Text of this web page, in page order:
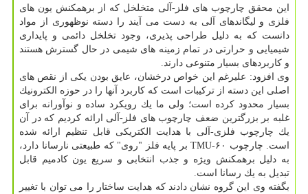
این محقق چارچوب های فلز-آلی متخلخل كه از برهمكنش یون های
فلزی و لیگاندهای آلی به دست می آیند را دسته نوظهوری از مواد
دانست كه به دلیل طراحی پذیری، وجود تخلخل دائمی و پایداری
شیمیایی و حرارتی در تمام زمینه های شیمی در حال گسترش هستند
و كاربردهای بسیار متنوعی دارند.
وی افزود: علیرغم این خواص درخشان، عایق بودن یكی از نقص های
اصلی این دسته از تركیبات است كه كاربرد آنها را در حوزه الكترونیك
بسیار محدود كرده است؛ ولی ما یك رویكرد ساده و نوآورانه برای
غلبه بر بزرگترین ضعف چارچوب های فلز-آلی ارائه كردیم كه در آن
یك چارچوب فلزی-آلی با هدایت الكتریكی قابل تنظیم ارائه شده
است. چارچوب TMU-۶۰ بر پایه فلز "روی" كه طبیعتی نارسانا دارد،
به دلیل برهمكنش ویژه و جذب انتخابی و سریع یون كادمیم قابل
تبدیل به یك رسانا است.
بگفته وی این گروه نشان دادند كه هدایت ساختار را می توان با تغییر